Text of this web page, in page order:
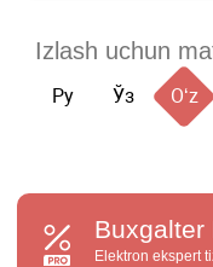
Ру Ўз Oʻz
Buxgalter
Elektron ekspert